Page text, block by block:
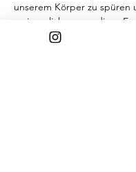
unserem Körper zu spüren
verinnerlichen, um diese
Bedarf an die Oberfläche